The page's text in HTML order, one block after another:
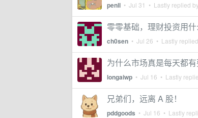
penll • Jul 31 • Lastly replied
零零基础，理财投资用
ch0sen • Jul 26 • Lastly
为什么市场真是每天都
longaiwp • Jul 16 • Lastly
兄弟们，远离 A 股！
pddgoods • Jul 16 • Lastly